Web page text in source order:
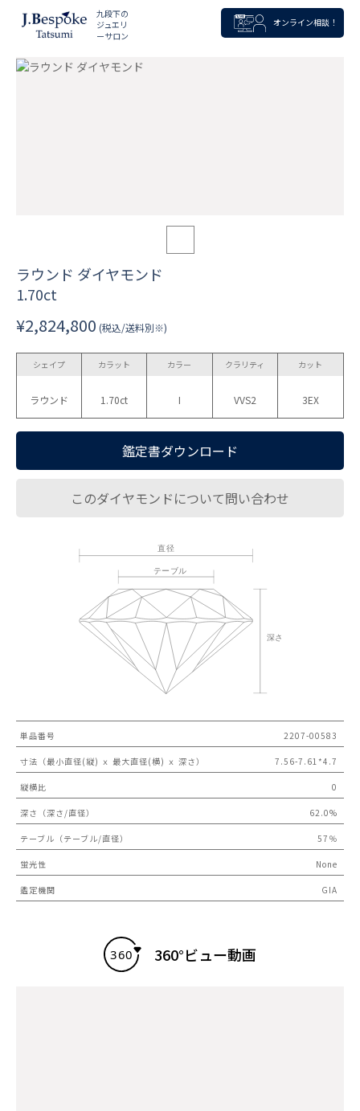
九段下の
ジュエリ
ーサロン
オンライン相談！
ラウンド ダイヤモンド
1.70ct
¥2,824,800 (税込/送料別※)
シェイプ
ラウンド
カラット
1.70ct
カラー
I
クラリティ
VVS2
カット
3EX
鑑定書ダウンロード
このダイヤモンドについて問い合わせ
単品番号 2207-00583
寸法（最小直径(縦) ｘ 最大直径(横) ｘ 深さ） 7.56-7.61*4.7
縦横比 0
深さ（深さ/直径） 62.0%
テーブル（テーブル/直径） 57％
蛍光性 None
鑑定機関 GIA
360°ビュー動画